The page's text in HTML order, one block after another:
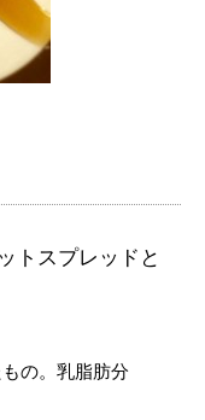
トスプレッドと
の。乳脂肪分